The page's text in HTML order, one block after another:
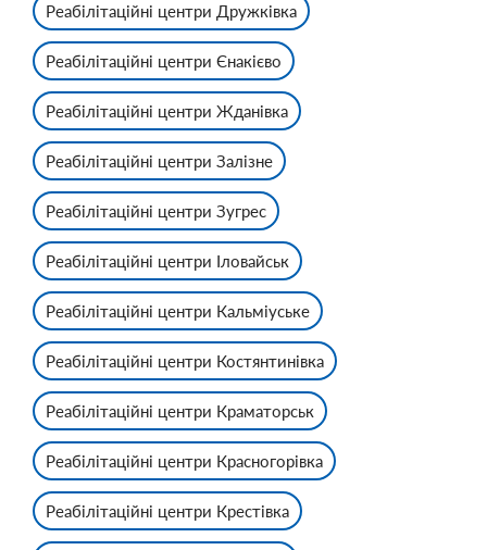
Реабілітаційні центри Дружківка
Реабілітаційні центри Єнакієво
Реабілітаційні центри Жданівка
Реабілітаційні центри Залізне
Реабілітаційні центри Зугрес
Реабілітаційні центри Іловайськ
Реабілітаційні центри Кальміуське
Реабілітаційні центри Костянтинівка
Реабілітаційні центри Краматорськ
Реабілітаційні центри Красногорівка
Реабілітаційні центри Крестівка